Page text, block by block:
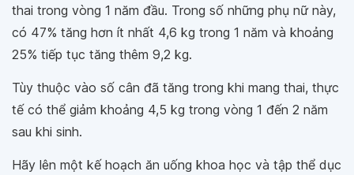
thai trong vòng 1 năm đầu. Trong số những phụ nữ này,
có 47% tăng hơn ít nhất 4,6 kg trong 1 năm và khoảng
25% tiếp tục tăng thêm 9,2 kg.
Tùy thuộc vào số cân đã tăng trong khi mang thai, thực
tế có thể giảm khoảng 4,5 kg trong vòng 1 đến 2 năm
sau khi sinh.
Hãy lên một kế hoạch ăn uống khoa học và tập thể dục